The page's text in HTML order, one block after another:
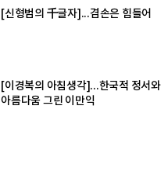
[신형범의 千글자]...겸손은 힘들어
[이경복의 아침생각]...한국적 정서와
아름다움 그린 이만익